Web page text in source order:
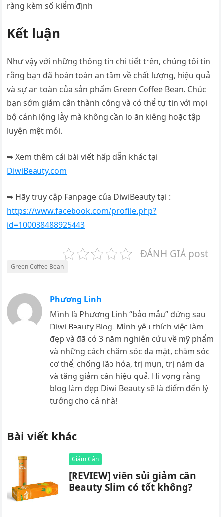
ràng kèm số kiểm định
Kết luận
Như vậy với những thông tin chi tiết trên, chúng tôi tin
rằng bạn đã hoàn toàn an tâm về chất lượng, hiệu quả
và sự an toàn của sản phẩm Green Coffee Bean. Chúc
bạn sớm giảm cân thành công và có thể tự tin với mọi
bộ cánh lộng lẫy mà không cần lo ăn kiêng hoặc tập
luyện mệt mỏi.
➥ Xem thêm cái bài viết hấp dẫn khác tại
DiwiBeauty.com
➥ Hãy truy cập Fanpage của DiwiBeauty tại :
https://www.facebook.com/profile.php?
id=100088488925443
ĐÁNH GIÁ post
Green Coffee Bean
Phương Linh
Mình là Phương Linh “bảo mẫu” đứng sau
Diwi Beauty Blog. Mình yêu thích việc làm
đẹp và đã có 3 năm nghiên cứu về mỹ phẩm
và những cách chăm sóc da mặt, chăm sóc
cơ thể, chống lão hóa, trị mụn, trị nám da
và tăng giảm cân hiệu quả. Hi vọng rằng
blog làm đẹp Diwi Beauty sẽ là điểm đến lý
tưởng cho cả nhà!
Bài viết khác
Giảm Cân
[REVIEW] viên sủi giảm cân
Beauty Slim có tốt không?